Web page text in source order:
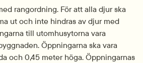
rangordning. För att alla djur ska
ut och inte hindras av djur med
till utomhusytorna vara
Öppningarna ska vara
och 0,45 meter höga. Öppningarnas